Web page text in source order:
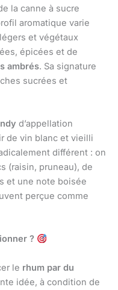
la canne à sucre
aromatique varie
légers et végétaux
épicées et de
ambrés. Sa signature
sucrées et
d’appellation
de vin blanc et vieilli
différent : on
(raisin, pruneau), de
et une note boisée
perçue comme
?
le rhum par du
idée, à condition de